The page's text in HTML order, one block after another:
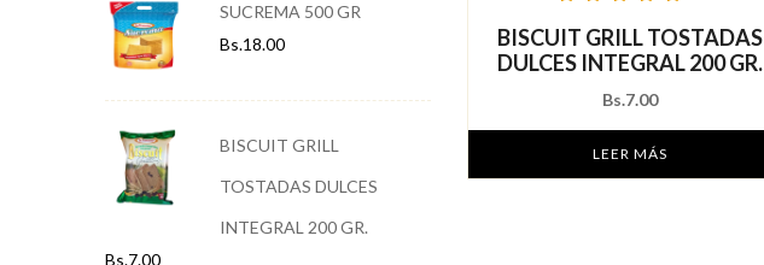
5
BISCUIT GRILL TOSTADAS
DULCES INTEGRAL 200 GR.
Bs.7.00
LEER MÁS
SUCREMA 500 GR
Bs.18.00
BISCUIT GRILL
TOSTADAS DULCES
INTEGRAL 200 GR.
Bs.7.00